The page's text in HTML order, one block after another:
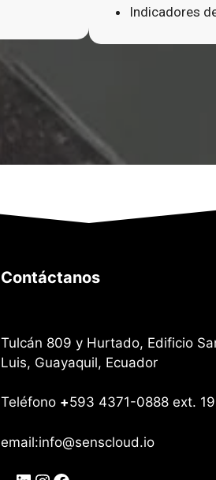
Indicadores
Contáctanos
Tulcán 809 y Hurtado, Edificio
Luis, Guayaquil, Ecuador
Teléfono +593 4371-0888 ext.
email:info@senscloud.io